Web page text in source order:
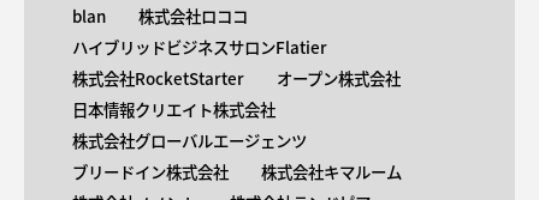
blan
株式会社ロココ
ハイブリッドビジネスサロンFlatier
株式会社RocketStarter
オープン株式会社
日本情報クリエイト株式会社
株式会社グローバルエージェンツ
ブリードイン株式会社
株式会社キマルーム